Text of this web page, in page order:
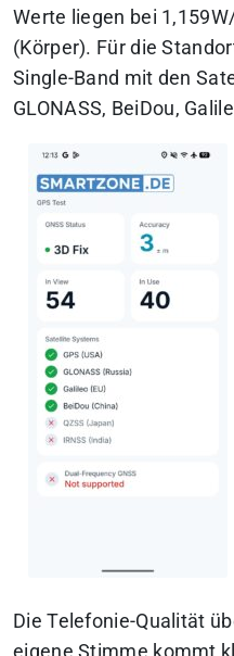
Werte liegen bei
(Körper). Für die
Single-Band mit den
GLONASS, BeiDou,
Die Telefonie-Qualität